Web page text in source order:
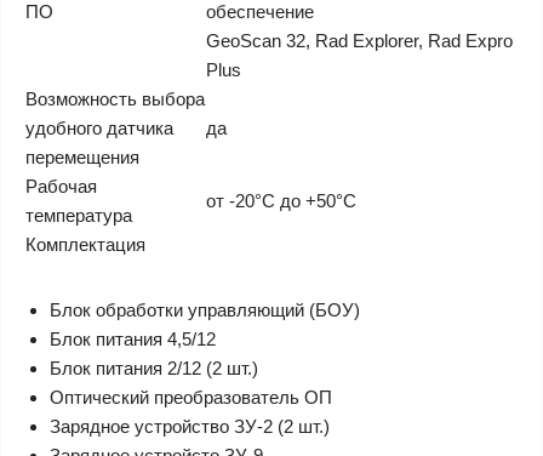
ПО
обеспечение
GeoScan 32, Rad Explorer, Rad Expro
Plus
Возможность выбора
удобного датчика
перемещения
да
Рабочая
температура
от -20°С до +50°С
Комплектация
Блок обработки управляющий (БОУ)
Блок питания 4,5/12
Блок питания 2/12 (2 шт.)
Оптический преобразователь ОП
Зарядное устройство ЗУ-2 (2 шт.)